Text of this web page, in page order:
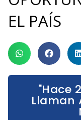
EL PAÍS
"Hace
Llaman